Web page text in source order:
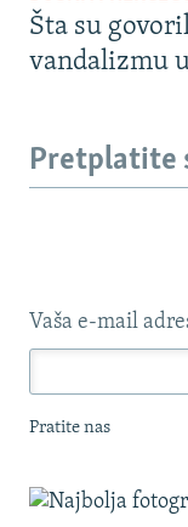
Šta su
vandalizmu
Pretplatite
Vaša e-mail
Pratite nas